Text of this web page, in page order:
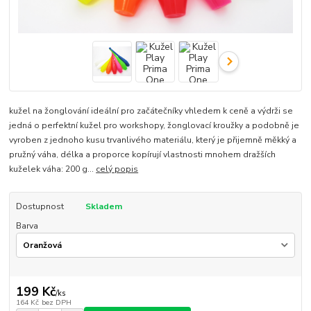
kužel na žonglování ideální pro začátečníky vhledem k ceně a výdrži se
jedná o perfektní kužel pro workshopy, žonglovací kroužky a podobně je
vyroben z jednoho kusu trvanlivého materiálu, který je přijemně měkký a
pružný váha, délka a proporce kopírují vlastnosti mnohem dražších
kuželek váha: 200 g... celý popis
Dostupnost
Skladem
Barva
199 Kč/ks
164 Kč bez DPH